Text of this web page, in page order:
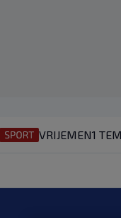
VRIJEMEN1